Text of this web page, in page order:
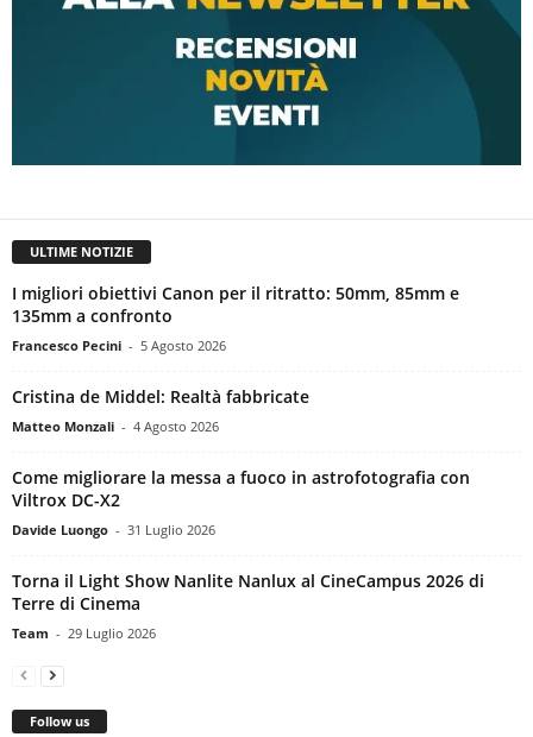
ULTIME NOTIZIE
I migliori obiettivi Canon per il ritratto: 50mm, 85mm e
135mm a confronto
Francesco Pecini - 5 Agosto 2026
Cristina de Middel: Realtà fabbricate
Matteo Monzali - 4 Agosto 2026
Come migliorare la messa a fuoco in astrofotografia con
Viltrox DC-X2
Davide Luongo - 31 Luglio 2026
Torna il Light Show Nanlite Nanlux al CineCampus 2026 di
Terre di Cinema
Team - 29 Luglio 2026
Follow us